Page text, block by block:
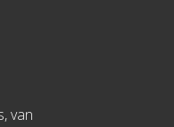
van